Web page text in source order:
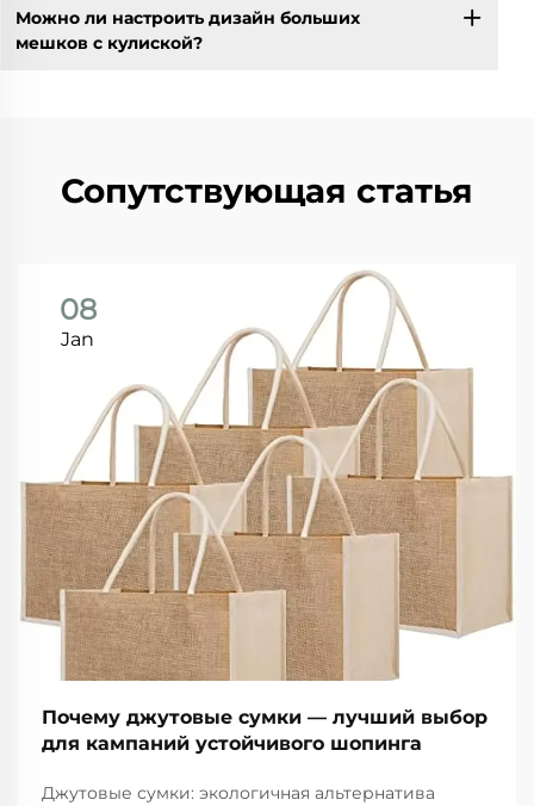
Можно ли настроить дизайн больших
мешков с кулиской?
Сопутствующая статья
08
Jan
Почему джутовые сумки — лучший выбор
для кампаний устойчивого шопинга
Джутовые сумки: экологичная альтернатива